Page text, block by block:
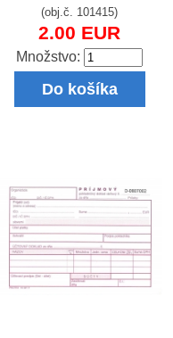
(obj.č. 101415)
2.00 EUR
Množstvo:
Do košíka